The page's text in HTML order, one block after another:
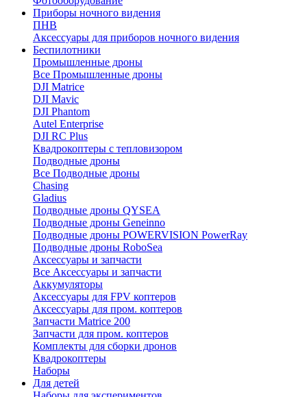
Приборы ночного видения
ПНВ
Аксессуары для приборов ночного видения
Беспилотники
Промышленные дроны
Все Промышленные дроны
DJI Matrice
DJI Mavic
DJI Phantom
Autel Enterprise
DJI RC Plus
Квадрокоптеры с тепловизором
Подводные дроны
Все Подводные дроны
Chasing
Gladius
Подводные дроны QYSEA
Подводные дроны Geneinno
Подводные дроны POWERVISION PowerRay
Подводные дроны RoboSea
Аксессуары и запчасти
Все Аксессуары и запчасти
Аккумуляторы
Аксессуары для FPV коптеров
Аксессуары для пром. коптеров
Запчасти Matrice 200
Запчасти для пром. коптеров
Комплекты для сборки дронов
Квадрокоптеры
Наборы
Для детей